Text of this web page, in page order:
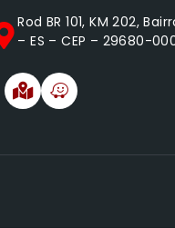
Rod BR 101, KM 202,
– ES – CEP – 29680-